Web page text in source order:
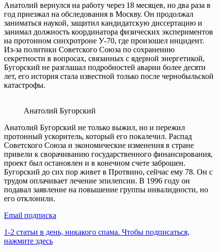
Анатолий вернулся на работу через 18 месяцев, но два раза в
год приезжал на обследования в Москву. Он продолжал
заниматься наукой, защитил кандидатскую диссертацию и
занимал должность координатора физических экспериментов
на протонном синхротроне У-70, где произошел инцидент.
Из-за политики Советского Союза по сохранению
секретности в вопросах, связанных с ядерной энергетикой,
Бугорский не разглашал подробностей аварии более десяти
лет, его история стала известной только после чернобыльской
катастрофы.
Анатолий Бугорский
Анатолий Бугорский не только выжил, но и пережил
протонный ускоритель, который его покалечил. Распад
Советского Союза и экономические изменения в стране
привели к сворачиванию государственного финансирования,
проект был остановлен и в конечном счете заброшен.
Бугорский до сих пор живет в Протвино, сейчас ему 78. Он с
трудом оплачивает лечение эпилепсии. В 1996 году он
подавал заявление на повышение группы инвалидности, но
его отклонили.
Email подписка
1-2 статьи в день, никакого спама. Чтобы подписаться,
нажмите здесь